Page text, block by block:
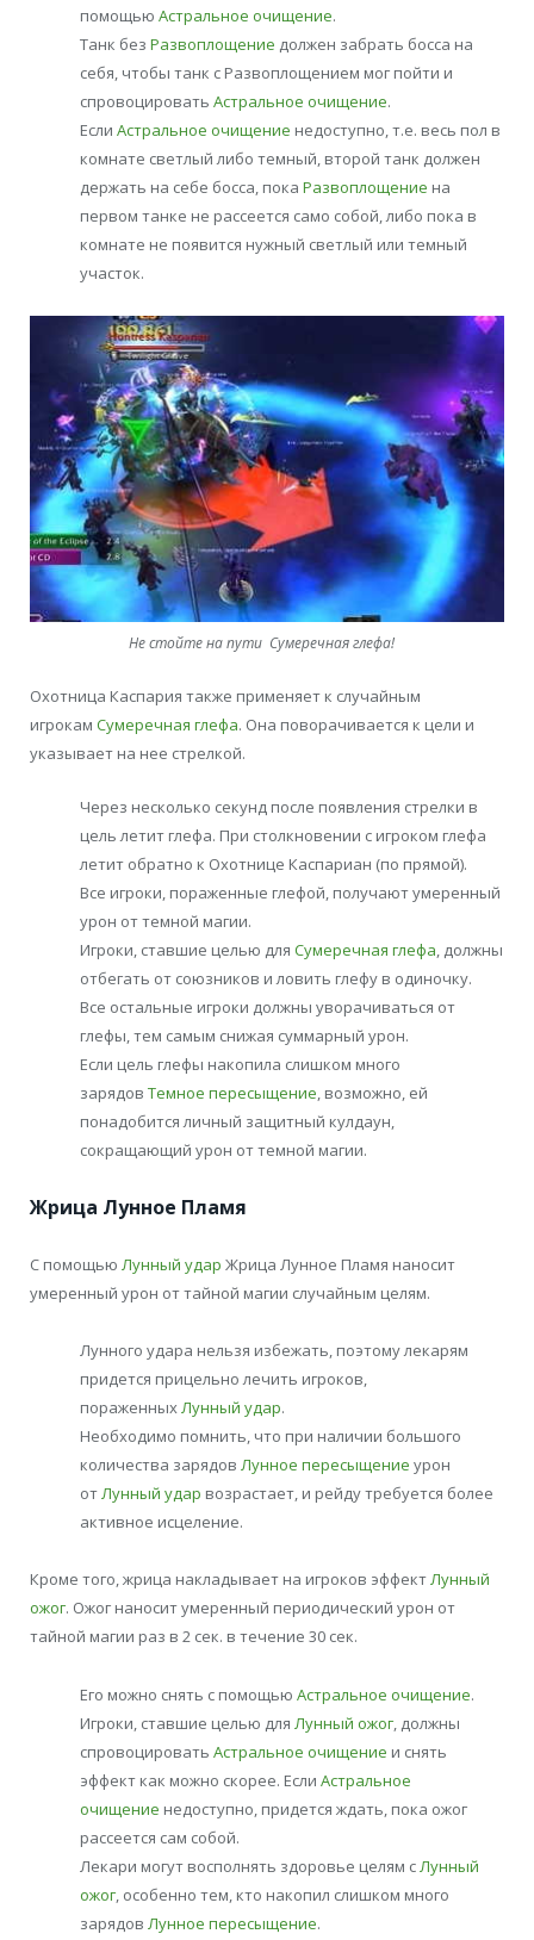
помощью Астральное очищение.
Танк без Развоплощение должен забрать босса на
себя, чтобы танк с Развоплощением мог пойти и
спровоцировать Астральное очищение.
Если Астральное очищение недоступно, т.е. весь пол в
комнате светлый либо темный, второй танк должен
держать на себе босса, пока Развоплощение на
первом танке не рассеется само собой, либо пока в
комнате не появится нужный светлый или темный
участок.
Не стойте на пути Сумеречная глефа!
Охотница Каспария также применяет к случайным
игрокам Сумеречная глефа. Она поворачивается к цели и
указывает на нее стрелкой.
Через несколько секунд после появления стрелки в
цель летит глефа. При столкновении с игроком глефа
летит обратно к Охотнице Каспариан (по прямой).
Все игроки, пораженные глефой, получают умеренный
урон от темной магии.
Игроки, ставшие целью для Сумеречная глефа, должны
отбегать от союзников и ловить глефу в одиночку.
Все остальные игроки должны уворачиваться от
глефы, тем самым снижая суммарный урон.
Если цель глефы накопила слишком много
зарядов Темное пересыщение, возможно, ей
понадобится личный защитный кулдаун,
сокращающий урон от темной магии.
Жрица Лунное Пламя
С помощью Лунный удар Жрица Лунное Пламя наносит
умеренный урон от тайной магии случайным целям.
Лунного удара нельзя избежать, поэтому лекарям
придется прицельно лечить игроков,
пораженныхЛунный удар.
Необходимо помнить, что при наличии большого
количества зарядов Лунное пересыщение урон
отЛунный удар возрастает, и рейду требуется более
активное исцеление.
Кроме того, жрица накладывает на игроков эффектЛунный
ожог. Ожог наносит умеренный периодический урон от
тайной магии раз в 2 сек. в течение 30 сек.
Его можно снять с помощью Астральное очищение.
Игроки, ставшие целью для Лунный ожог , должны
спровоцировать Астральное очищение и снять
эффект как можно скорее. Если Астральное
очищение недоступно, придется ждать, пока ожог
рассеется сам собой.
Лекари могут восполнять здоровье целям с Лунный
ожог , особенно тем, кто накопил слишком много
зарядов Лунное пересыщение.